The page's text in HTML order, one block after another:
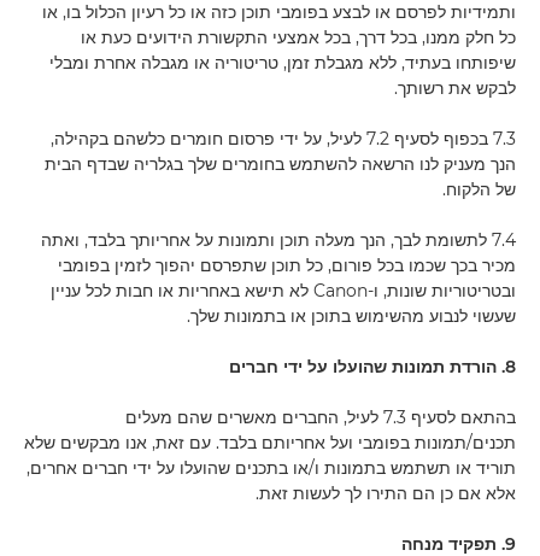
ותמידיות לפרסם או לבצע בפומבי תוכן כזה או כל רעיון הכלול בו, או
כל חלק ממנו, בכל דרך, בכל אמצעי התקשורת הידועים כעת או
שיפותחו בעתיד, ללא מגבלת זמן, טריטוריה או מגבלה אחרת ומבלי
לבקש את רשותך.
7.3 בכפוף לסעיף 7.2 לעיל, על ידי פרסום חומרים כלשהם בקהילה,
הנך מעניק לנו הרשאה להשתמש בחומרים שלך בגלריה שבדף הבית
של הלקוח.
7.4 לתשומת לבך, הנך מעלה תוכן ותמונות על אחריותך בלבד, ואתה
מכיר בכך שכמו בכל פורום, כל תוכן שתפרסם יהפוך לזמין בפומבי
ובטריטוריות שונות, ו-Canon לא תישא באחריות או חבות לכל עניין
שעשוי לנבוע מהשימוש בתוכן או בתמונות שלך.
8. הורדת תמונות שהועלו על ידי חברים
בהתאם לסעיף 7.3 לעיל, החברים מאשרים שהם מעלים
תכנים/תמונות בפומבי ועל אחריותם בלבד. עם זאת, אנו מבקשים שלא
תוריד או תשתמש בתמונות ו/או בתכנים שהועלו על ידי חברים אחרים,
אלא אם כן הם התירו לך לעשות זאת.
9. תפקיד מנחה